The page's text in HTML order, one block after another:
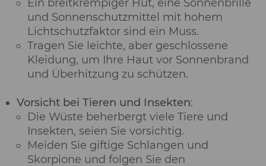
Ein breitkrempiger Hut, eine Sonnenbrille
und Sonnenschutzmittel mit hohem
Lichtschutzfaktor sind ein Muss.
Tragen Sie leichte, aber geschlossene
Kleidung, um Ihre Haut vor Sonnenbrand
und Überhitzung zu schützen.
Vorsicht bei Tieren und Insekten:
Die Wüste beherbergt viele Tiere und
Insekten, seien Sie vorsichtig.
Meiden Sie giftige Schlangen und
Skorpione und folgen Sie den